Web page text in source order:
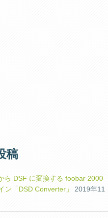
稿
ら DSF に変換する foobar 2000
ン「DSD Converter」
2019年11